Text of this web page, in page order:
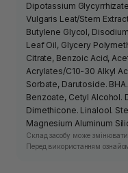
Dipotassium
Vulgaris Leat/Stem
Butylene Glycol,
Leaf Oil, Glycery
Citrate, Benzoic Acid,
Acrylates/C10-30 Alkyl
Sorbate, Darutoside.
Benzoate, Cetyl Alcohol.
Dimethicone. Linalool.
Magnesium Aluminum
Склад засобу може
Перед використанням